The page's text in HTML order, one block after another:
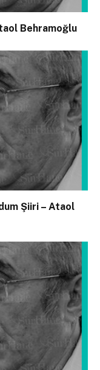
Behramoğlu
Şiiri – Ataol